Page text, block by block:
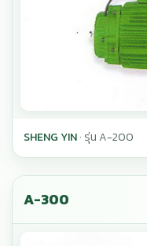
SHENG YIN· รุ่น A-200
A-300